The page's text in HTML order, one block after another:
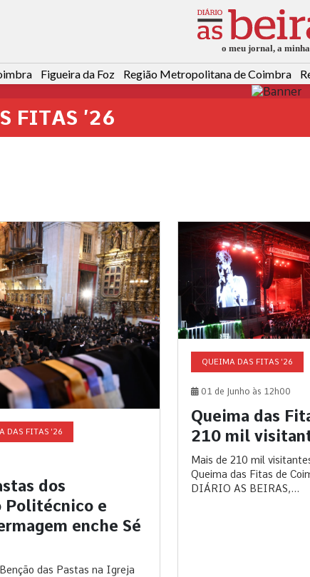
Figueira da Foz Região Metropolitana de Coimbra
FITAS ’26
DAS FITAS '26
dos
Politécnico e
enche Sé
das Pastas na Igreja
QUEIMA DAS FITAS '26
01 de Junho às 12h00
Queima das
210 mil
Mais de 210 mil
Queima das Fitas de
DIÁRIO AS BEIRAS,...